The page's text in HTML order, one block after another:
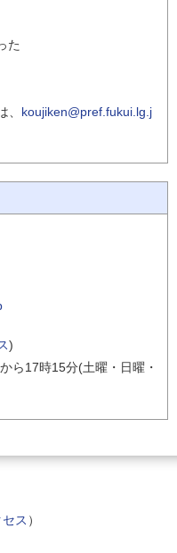
た
、 koujiken@pref.fukui.lg.j
)
ら17時15分(土曜・日曜・
ス ）